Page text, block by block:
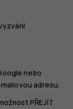
nebo
adresu.
PŘEJÍT